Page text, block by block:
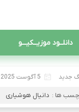
دانلــود موزیــکیـــو
جدید 5 آگوست 2025
ها : دانیال هوشیاری